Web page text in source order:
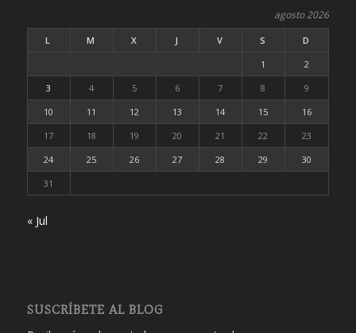
agosto 2026
L M X J V S
D
1
2
3
4 5 6 7 8
9
10
11 12 13 14 15
16
17
18 19 20 21 22
23
24
25 26 27 28 29
30
31
« Jul
SUSCRÍBETE AL BLOG